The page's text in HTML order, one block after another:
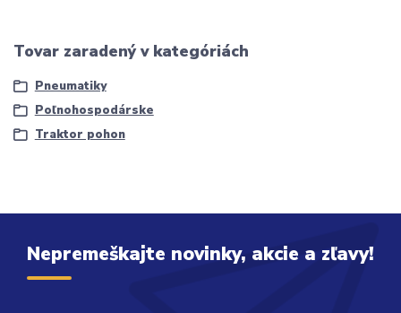
Tovar zaradený v kategóriách
Pneumatiky
Poľnohospodárske
Traktor pohon
Nepremeškajte novinky, akcie a zľavy!